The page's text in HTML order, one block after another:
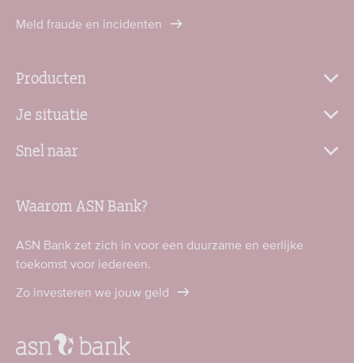
Meld fraude en incidenten
Producten
Je situatie
Snel naar
Waarom ASN Bank?
ASN Bank zet zich in voor een duurzame en eerlijke
toekomst voor iedereen.
Zo investeren we jouw geld